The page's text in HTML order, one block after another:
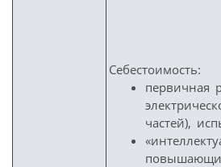
Себестоимость:
первичная
частей),